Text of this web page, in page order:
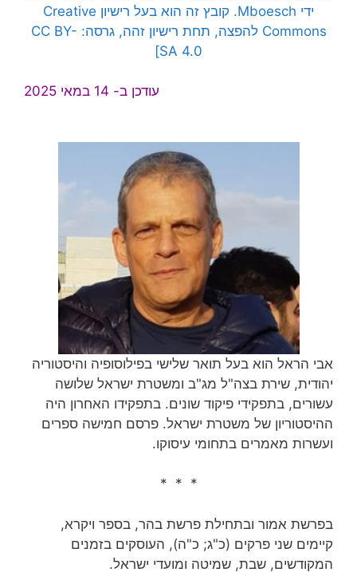
ידי Mboesch.
קובץ זה הוא בעל רישיון Creative
Commons להפצה, תחת רישיון זהה, גרסה: CC BY-
SA 4.0]
עודכן ב- 14 במאי 2025
אבי הראל הוא בעל תואר שלישי בפילוסופיה והיסטוריה
יהודית, שירת בצה"ל מג"ב ומשטרת ישראל שלושה
עשורים, בתפקידי פיקוד שונים. בתפקידו האחרון היה
ההיסטוריון של משטרת ישראל. פרסם חמישה ספרים
ועשרות מאמרים בתחומי עיסוקו.
* * *
בפרשת אמור ובתחילת פרשת בהר, בספר ויקרא,
קיימים שני פרקים (כ"ג; כ"ה), העוסקים בזמנים
המקודשים, שבת, שמיטה ומועדי ישראל.